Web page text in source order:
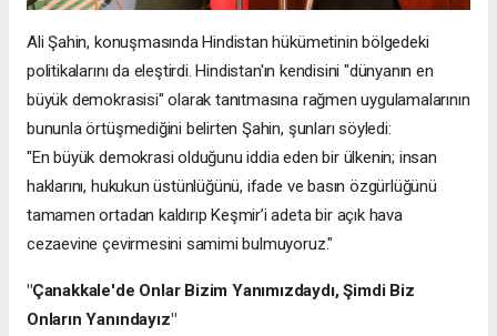
Ali Şahin, konuşmasında Hindistan hükümetinin bölgedeki
politikalarını da eleştirdi. Hindistan'ın kendisini "dünyanın en
büyük demokrasisi" olarak tanıtmasına rağmen uygulamalarının
bununla örtüşmediğini belirten Şahin, şunları söyledi:
"En büyük demokrasi olduğunu iddia eden bir ülkenin; insan
haklarını, hukukun üstünlüğünü, ifade ve basın özgürlüğünü
tamamen ortadan kaldırıp Keşmir’i adeta bir açık hava
cezaevine çevirmesini samimi bulmuyoruz."
"Çanakkale'de Onlar Bizim Yanımızdaydı, Şimdi Biz
Onların Yanındayız"